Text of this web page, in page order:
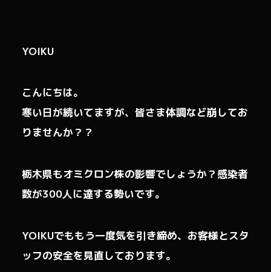
YOIKU
こんにちは。
寒い日が続いてますが、皆さま体調など崩してお
りませんか？？
栃木県もオミクロン株の影響でしょうか？感染者
数が300人に達する勢いです。
YOIKUでももう一度気を引き締め、お客様とスタ
ッフの安全を見直しております。